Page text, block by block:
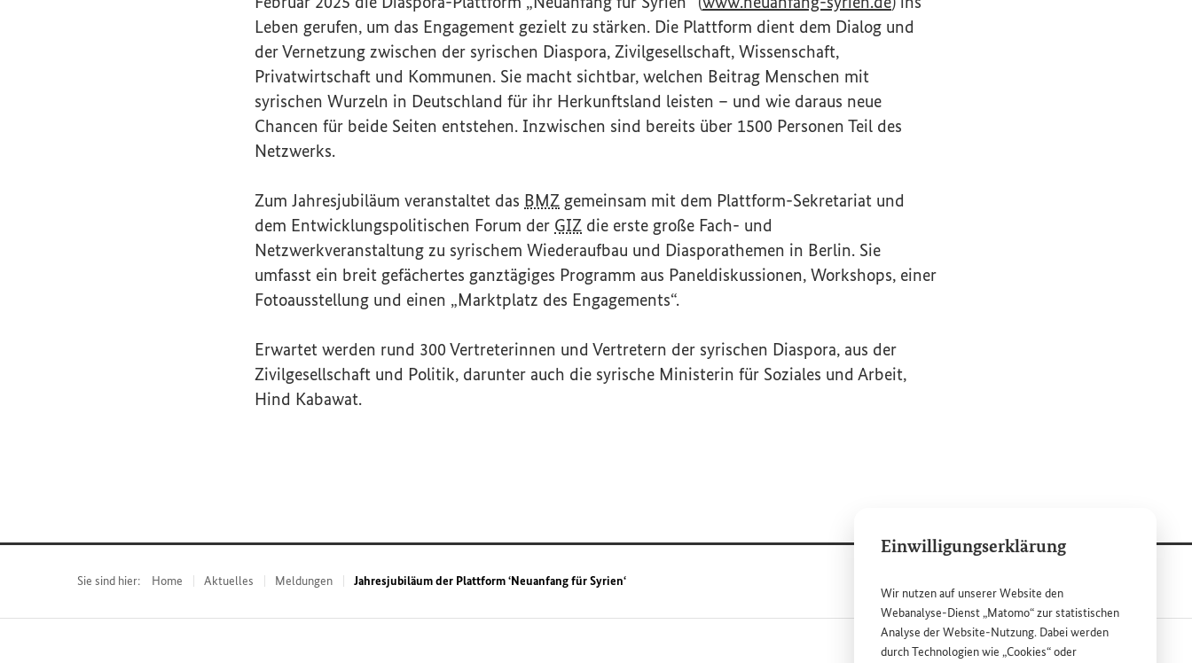
Einwilligungserklärung
Wir nutzen auf unsererWebsite den
Webanalyse-Dienst „Matomo“ zur statistischen
Analyse derWebsite-Nutzung. Dabei werden
durch Technologien wie „Cookies“ oder
Leben gerufen, um das Engagement gezielt zu stärken. Die Plattform dient dem Dialog und
der Vernetzung zwischen der syrischen Diaspora, Zivilgesellschaft, Wissenschaft,
Privatwirtschaft und Kommunen. Sie macht sichtbar, welchen Beitrag Menschen mit
syrischen Wurzeln in Deutschland für ihr Herkunftsland leisten – und wie daraus neue
Chancen für beide Seiten entstehen. Inzwischen sind bereits über 1500 Personen Teil des
Netzwerks.
Zum Jahresjubiläum veranstaltet das BMZ gemeinsam mit dem Plattform-Sekretariat und
dem Entwicklungspolitischen Forum der GIZ die erste große Fach- und
Netzwerkveranstaltung zu syrischem Wiederaufbau und Diasporathemen in Berlin. Sie
umfasst ein breit gefächertes ganztägiges Programm aus Paneldiskussionen, Workshops, einer
Fotoausstellung und einen „Marktplatz des Engagements“.
Erwartet werden rund 300 Vertreterinnen und Vertretern der syrischen Diaspora, aus der
Zivilgesellschaft und Politik, darunter auch die syrische Ministerin für Soziales und Arbeit,
Hind Kabawat.
Sie sind hier: Home Aktuelles Meldungen Jahresjubiläum der Plattform ‘Neuanfang für Syrien‘